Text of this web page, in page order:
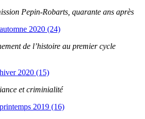
Pepin-Robarts, quarante ans après
2020 (24)
de l’histoire au premier cycle
2020 (15)
et criminialité
2019 (16)